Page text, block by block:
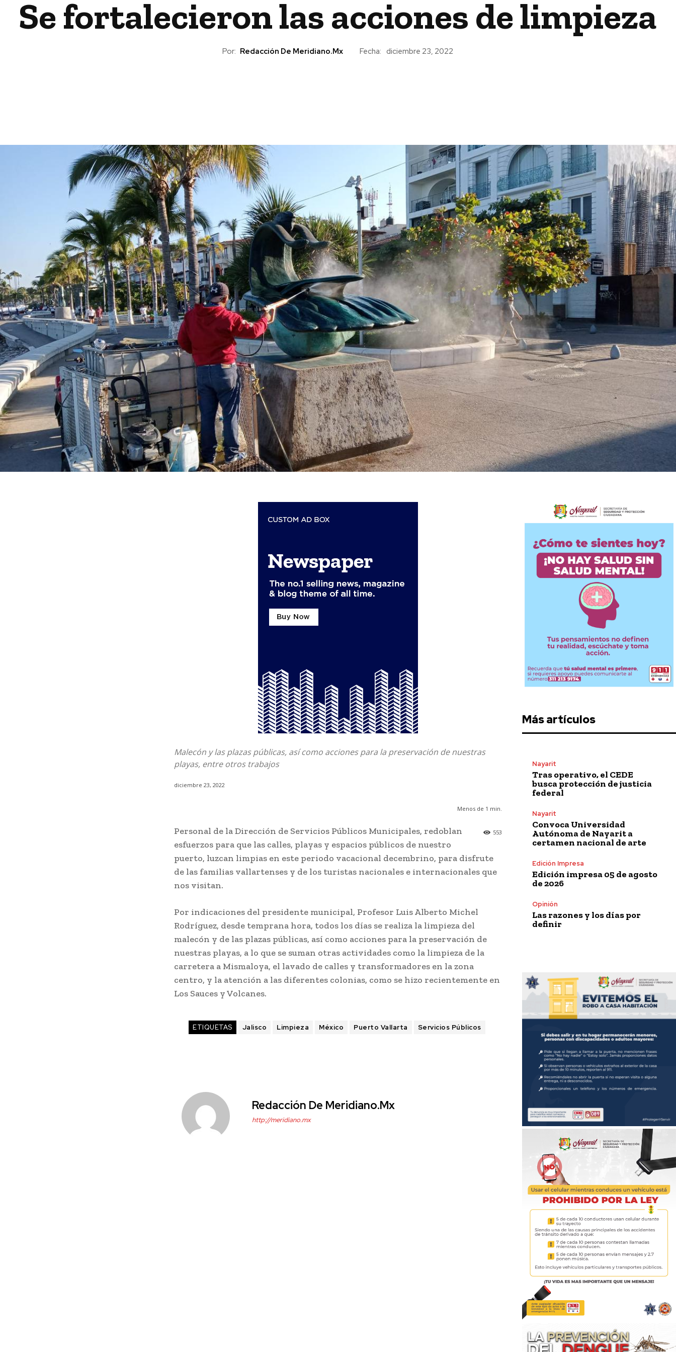
Se fortalecieron las acciones de limpieza
Por: Redacción De Meridiano.mx Fecha: diciembre 23, 2022
Malecón y las plazas públicas, así como acciones para la preservación de nuestras
playas, entre otros trabajos
diciembre 23, 2022
Menos de 1 min.
553
Personal de la Dirección de Servicios Públicos Municipales, redoblan
esfuerzos para que las calles, playas y espacios públicos de nuestro
puerto, luzcan limpias en este periodo vacacional decembrino, para disfrute
de las familias vallartenses y de los turistas nacionales e internacionales que
nos visitan.
Por indicaciones del presidente municipal, Profesor Luis Alberto Michel
Rodríguez, desde temprana hora, todos los días se realiza la limpieza del
malecón y de las plazas públicas, así como acciones para la preservación de
nuestras playas, a lo que se suman otras actividades como la limpieza de la
carretera a Mismaloya, el lavado de calles y transformadores en la zona
centro, y la atención a las diferentes colonias, como se hizo recientemente en
Los Sauces y Volcanes.
ETIQUETAS Jalisco Limpieza México Puerto Vallarta Servicios Públicos
Redacción De Meridiano.mx
http://meridiano.mx
Más artículos
Nayarit
Tras operativo, el CEDE
busca protección de justicia
federal
Nayarit
Convoca Universidad
Autónoma de Nayarit a
certamen nacional de arte
Edición Impresa
Edición impresa 05 de agosto
de 2026
Opinión
Las razones y los días por
definir